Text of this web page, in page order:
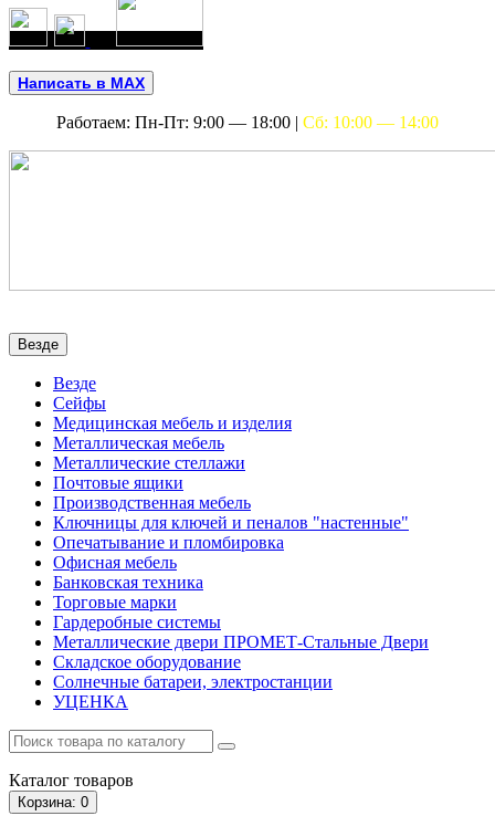
Написать в MAX
Работаем: Пн-Пт: 9:00 — 18:00 | Сб: 10:00 — 14:00
Везде
Везде
Сейфы
Медицинская мебель и изделия
Металлическая мебель
Металлические стеллажи
Почтовые ящики
Производственная мебель
Ключницы для ключей и пеналов "настенные"
Опечатывание и пломбировка
Офисная мебель
Банковская техника
Торговые марки
Гардеробные системы
Металлические двери ПРОМЕТ-Стальные Двери
Складское оборудование
Солнечные батареи, электростанции
УЦЕНКА
Каталог товаров
Корзина: 0